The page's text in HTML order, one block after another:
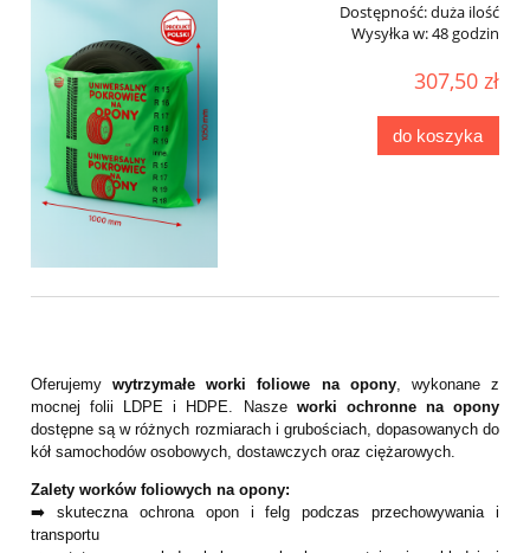
Dostępność:duża ilość
Wysyłka w:48 godzin
307,50 zł
do koszyka
Oferujemywytrzymałe worki foliowe na opony, wykonane z
mocnej folii LDPE i HDPE. Nasze worki ochronne na opony
dostępne są w różnych rozmiarach i grubościach, dopasowanych do
kół samochodów osobowych, dostawczych oraz ciężarowych.
Zalety worków foliowych na opony:
➡️ skuteczna ochrona opon i felg podczas przechowywania i
transportu